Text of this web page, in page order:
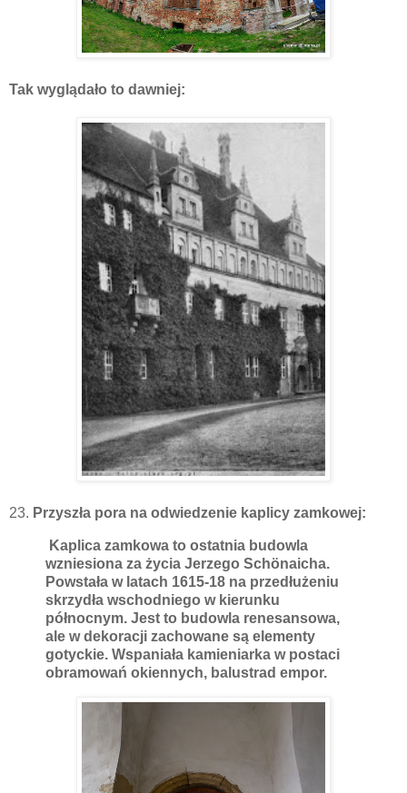
Tak wyglądało to dawniej:
23. Przyszła pora na odwiedzenie kaplicy zamkowej:
Kaplica zamkowa to ostatnia budowla
wzniesiona za życia Jerzego Schönaicha.
Powstała w latach 1615-18 na przedłużeniu
skrzydła wschodniego w kierunku
północnym. Jest to budowla renesansowa,
ale w dekoracji zachowane są elementy
gotyckie. Wspaniała kamieniarka w postaci
obramowań okiennych, balustrad empor.